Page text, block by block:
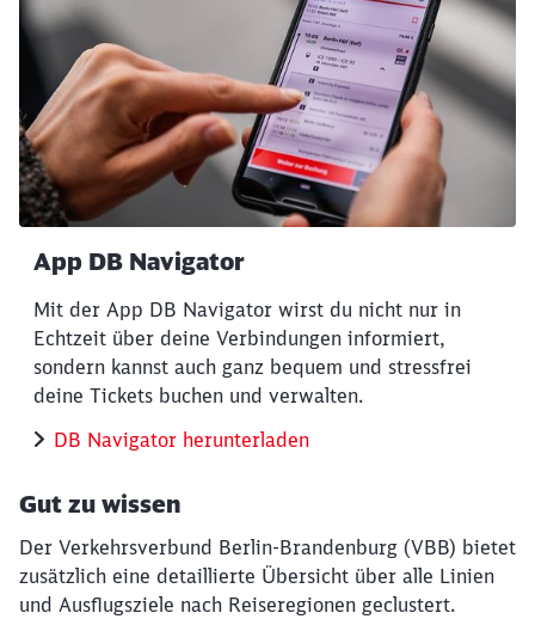
App DB Navigator
Mit der App DB Navigator wirst du nicht nur in
Echtzeit über deine Verbindungen informiert,
sondern kannst auch ganz bequem und stressfrei
deine Tickets buchen und verwalten.
DB Navigator herunterladen
Gut zu wissen
Der Verkehrsverbund Berlin-Brandenburg (VBB) bietet
zusätzlich eine detaillierte Übersicht über alle Linien
und Ausflugsziele nach Reiseregionen geclustert.